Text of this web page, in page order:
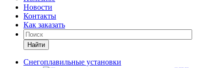
Новости
Контакты
Как заказать
Найти
Снегоплавильные установки